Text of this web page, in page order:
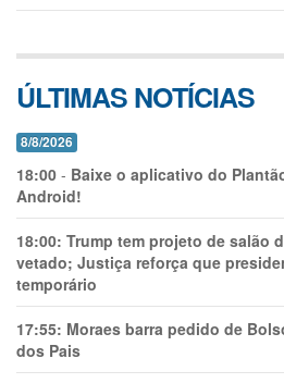
ÚLTIMAS NOTÍCIAS
8/8/2026
18:00 - Baixe o aplicativo do
Android!
18:00: Trump tem projeto de salão
vetado; Justiça reforça que
temporário
17:55: Moraes barra pedido de
dos Pais